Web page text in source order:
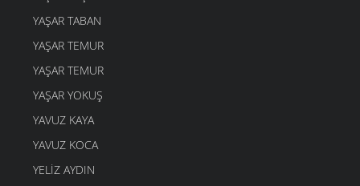
4 MART 2006
ŞAVŞETLİNIN GELENEGİ
DUDAK
4 MART 2006
GEL ÖĞRETMENE
4 MART 2006
YANDIM
YAŞAR TABAN
YAŞAR TEMUR
YAŞAR TEMUR
YAŞAR YOKUŞ
YAVUZ KAYA
YAVUZ KOCA
YELIZ AYDIN